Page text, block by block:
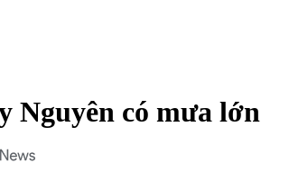
Nguyên có mưa lớn